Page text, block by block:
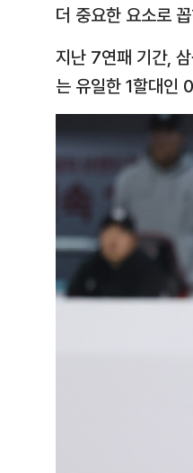
더 중요한 요소로
지난 7연패 기간,
는 유일한 1할대인